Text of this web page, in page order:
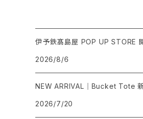
伊予鉄髙島屋 POP UP STORE
2026/8/6
NEW ARRIVAL｜Bucket Tote
2026/7/20